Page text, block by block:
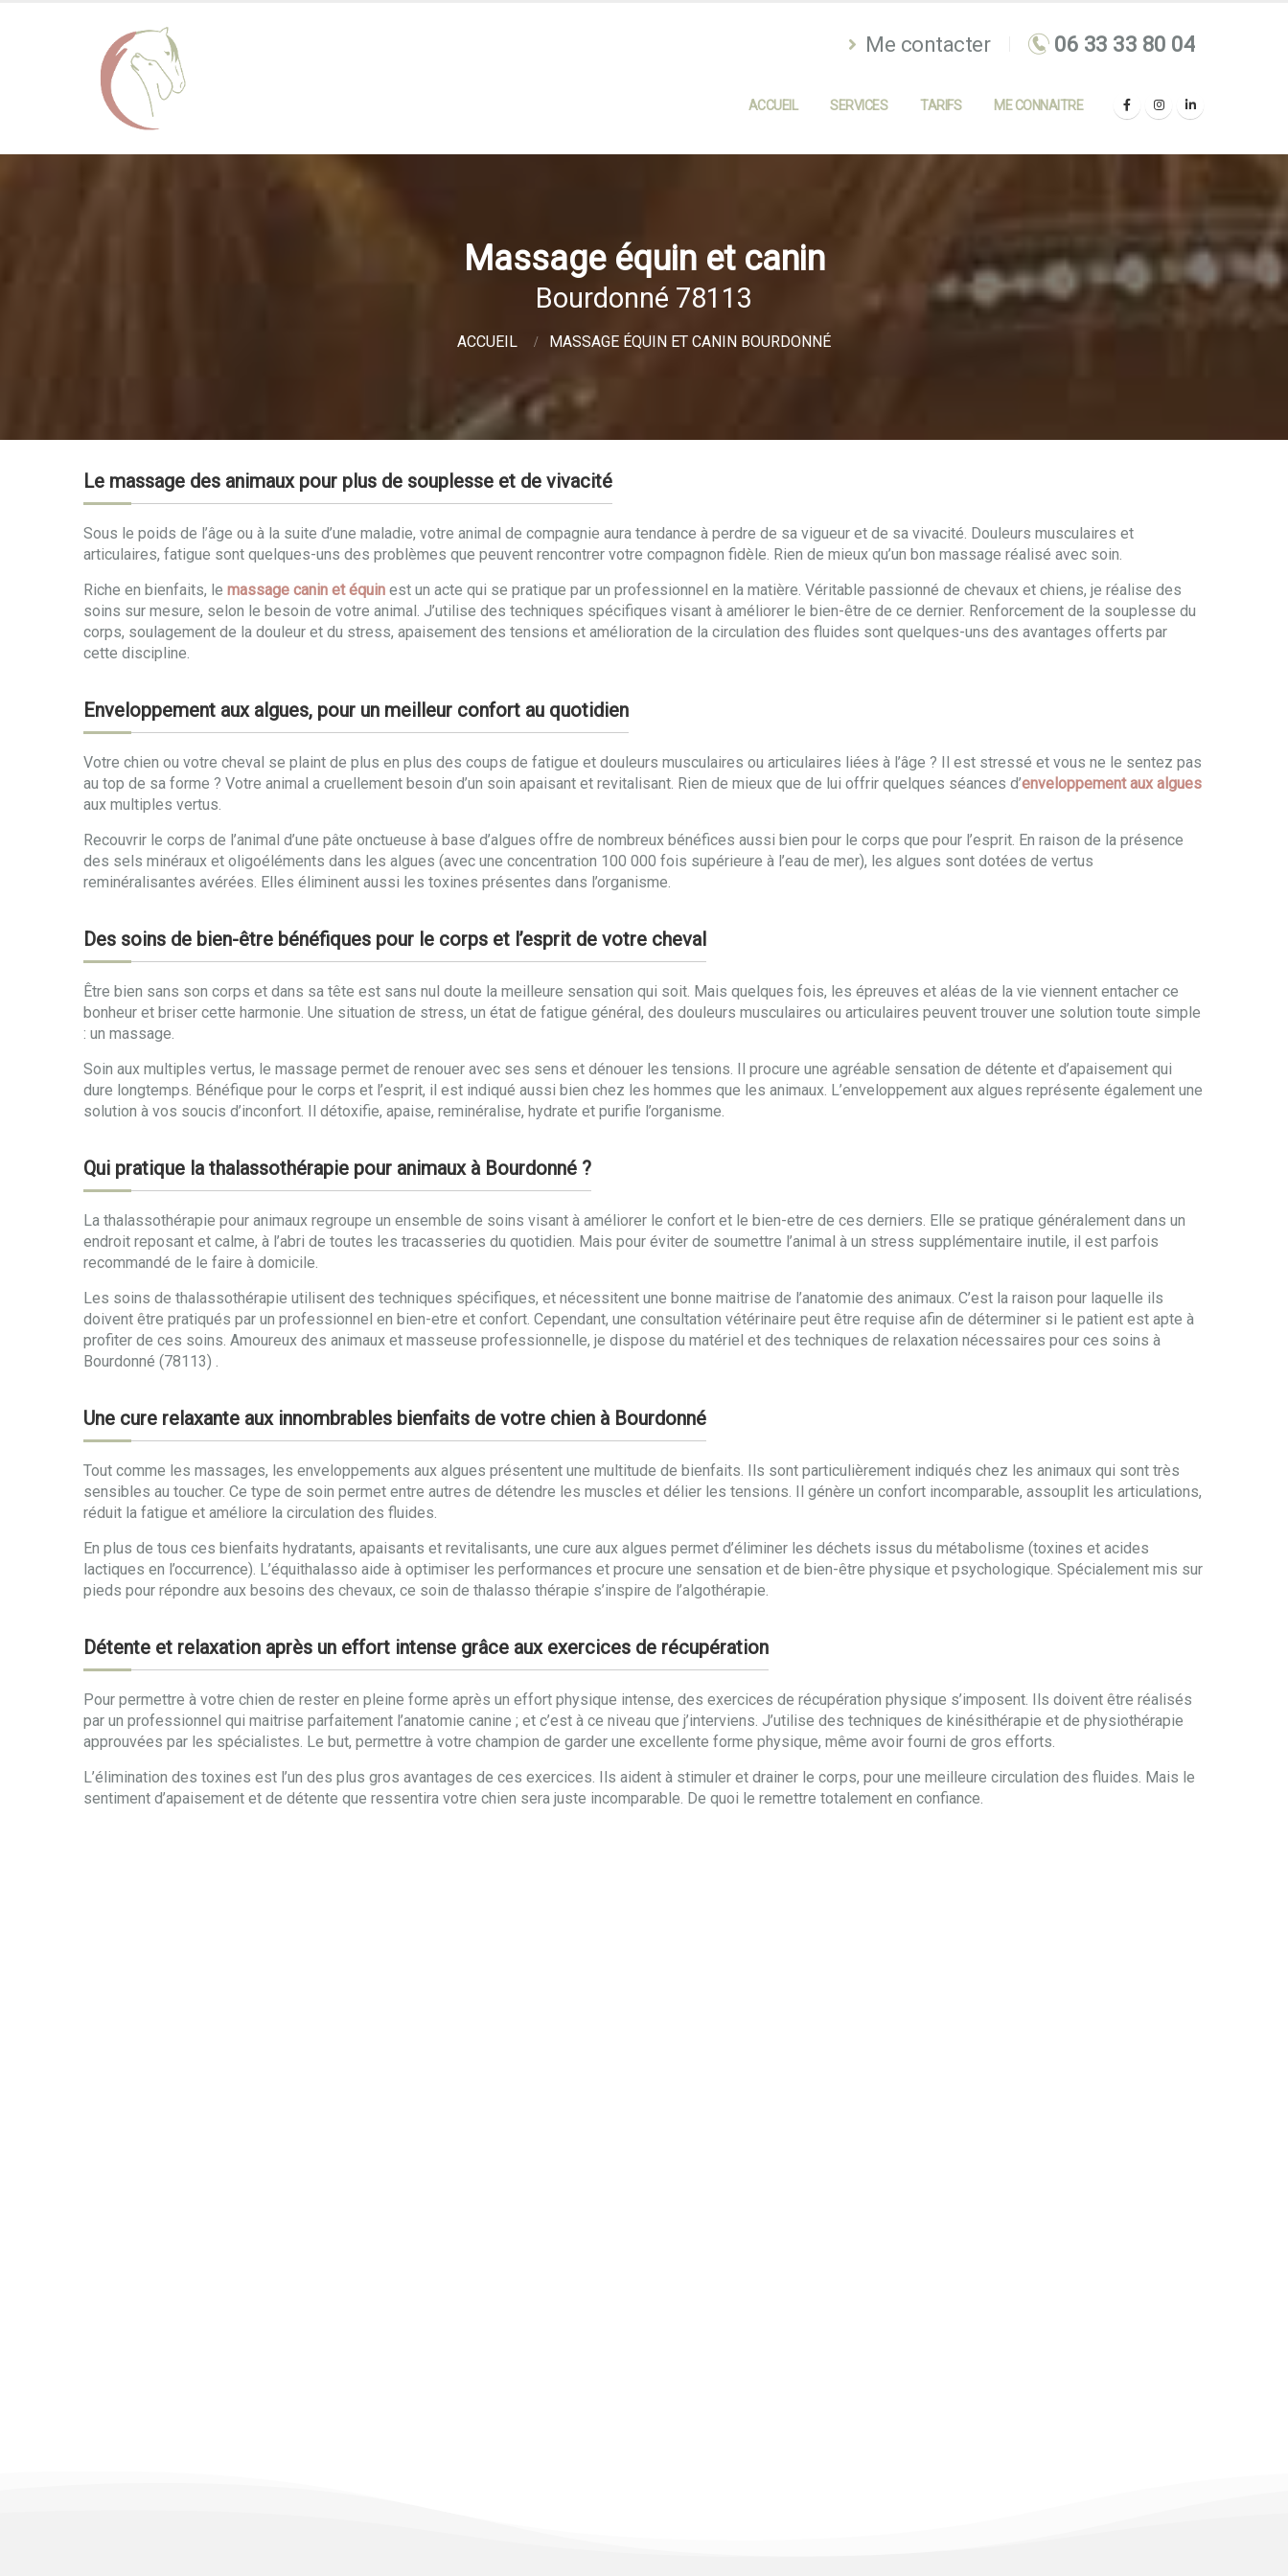
Me contacter
ACCUEIL SERVICES TARIFS ME CONNAITRE
Massage équin et canin
Bourdonné 78113
ACCUEIL MASSAGE ÉQUIN ET CANIN BOURDONNÉ
Le massage des animaux pour plus de souplesse et de vivacité
Sous le poids de l’âge ou à la suite d’une maladie, votre animal de compagnie aura tendance à perdre de sa vigueur et de sa vivacité. Douleurs musculaires et
articulaires, fatigue sont quelques-uns des problèmes que peuvent rencontrer votre compagnon fidèle. Rien de mieux qu’un bon massage réalisé avec soin.
Riche en bienfaits, le massage canin et équin est un acte qui se pratique par un professionnel en la matière. Véritable passionné de chevaux et chiens, je réalise des
soins sur mesure, selon le besoin de votre animal. J’utilise des techniques spécifiques visant à améliorer le bien-être de ce dernier. Renforcement de la souplesse du
corps, soulagement de la douleur et du stress, apaisement des tensions et amélioration de la circulation des fluides sont quelques-uns des avantages offerts par
cette discipline.
Enveloppement aux algues, pour un meilleur confort au quotidien
Votre chien ou votre cheval se plaint de plus en plus des coups de fatigue et douleurs musculaires ou articulaires liées à l’âge ? Il est stressé et vous ne le sentez pas
au top de sa forme ? Votre animal a cruellement besoin d’un soin apaisant et revitalisant. Rien de mieux que de lui offrir quelques séances d’enveloppement aux algues
aux multiples vertus.
Recouvrir le corps de l’animal d’une pâte onctueuse à base d’algues offre de nombreux bénéfices aussi bien pour le corps que pour l’esprit. En raison de la présence
des sels minéraux et oligoéléments dans les algues (avec une concentration 100 000 fois supérieure à l’eau de mer), les algues sont dotées de vertus
reminéralisantes avérées. Elles éliminent aussi les toxines présentes dans l’organisme.
Des soins de bien-être bénéfiques pour le corps et l’esprit de votre cheval
Être bien sans son corps et dans sa tête est sans nul doute la meilleure sensation qui soit. Mais quelques fois, les épreuves et aléas de la vie viennent entacher ce
bonheur et briser cette harmonie. Une situation de stress, un état de fatigue général, des douleurs musculaires ou articulaires peuvent trouver une solution toute simple
: un massage.
Soin aux multiples vertus, le massage permet de renouer avec ses sens et dénouer les tensions. Il procure une agréable sensation de détente et d’apaisement qui
dure longtemps. Bénéfique pour le corps et l’esprit, il est indiqué aussi bien chez les hommes que les animaux. L’enveloppement aux algues représente également une
solution à vos soucis d’inconfort. Il détoxifie, apaise, reminéralise, hydrate et purifie l’organisme.
Qui pratique la thalassothérapie pour animaux à Bourdonné ?
La thalassothérapie pour animaux regroupe un ensemble de soins visant à améliorer le confort et le bien-etre de ces derniers. Elle se pratique généralement dans un
endroit reposant et calme, à l’abri de toutes les tracasseries du quotidien. Mais pour éviter de soumettre l’animal à un stress supplémentaire inutile, il est parfois
recommandé de le faire à domicile.
Les soins de thalassothérapie utilisent des techniques spécifiques, et nécessitent une bonne maitrise de l’anatomie des animaux. C’est la raison pour laquelle ils
doivent être pratiqués par un professionnel en bien-etre et confort. Cependant, une consultation vétérinaire peut être requise afin de déterminer si le patient est apte à
profiter de ces soins. Amoureux des animaux et masseuse professionnelle, je dispose du matériel et des techniques de relaxation nécessaires pour ces soins à
Bourdonné (78113) .
Une cure relaxante aux innombrables bienfaits de votre chien à Bourdonné
Tout comme les massages, les enveloppements aux algues présentent une multitude de bienfaits. Ils sont particulièrement indiqués chez les animaux qui sont très
sensibles au toucher. Ce type de soin permet entre autres de détendre les muscles et délier les tensions. Il génère un confort incomparable, assouplit les articulations,
réduit la fatigue et améliore la circulation des fluides.
En plus de tous ces bienfaits hydratants, apaisants et revitalisants, une cure aux algues permet d’éliminer les déchets issus du métabolisme (toxines et acides
lactiques en l’occurrence). L’équithalasso aide à optimiser les performances et procure une sensation et de bien-être physique et psychologique. Spécialement mis sur
pieds pour répondre aux besoins des chevaux, ce soin de thalasso thérapie s’inspire de l’algothérapie.
Détente et relaxation après un effort intense grâce aux exercices de récupération
Pour permettre à votre chien de rester en pleine forme après un effort physique intense, des exercices de récupération physique s’imposent. Ils doivent être réalisés
par un professionnel qui maitrise parfaitement l’anatomie canine ; et c’est à ce niveau que j’interviens. J’utilise des techniques de kinésithérapie et de physiothérapie
approuvées par les spécialistes. Le but, permettre à votre champion de garder une excellente forme physique, même avoir fourni de gros efforts.
L’élimination des toxines est l’un des plus gros avantages de ces exercices. Ils aident à stimuler et drainer le corps, pour une meilleure circulation des fluides. Mais le
sentiment d’apaisement et de détente que ressentira votre chien sera juste incomparable. De quoi le remettre totalement en confiance.